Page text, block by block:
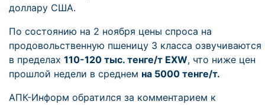
доллару США.
По состоянию на 2 ноября цены спроса на
продовольственную пшеницу 3 класса озвучиваются
в пределах 110-120 тыс. тенге/т EXW, что ниже цен
прошлой недели в среднем на 5000 тенге/т.
АПК-Информ обратился за комментарием к